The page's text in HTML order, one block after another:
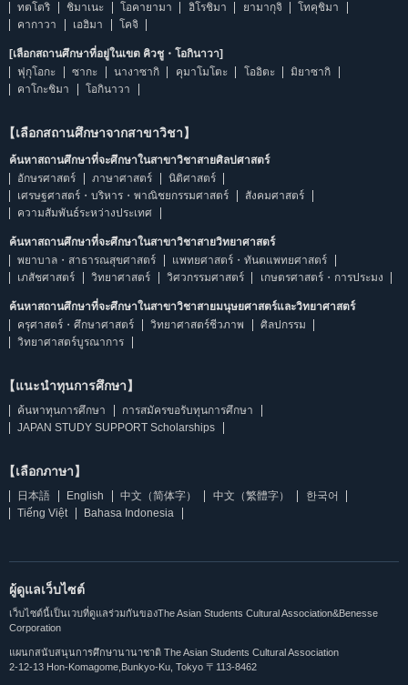
ทตโตริ
ชิมาเนะ โอคายามา ฮิโรชิมา ยามากุจิ
โทคุชิมา
คากาวา
เอฮิมา โคจิ
[เลือกสถานศึกษาที่อยู่ในเขต คิวชู・โอกินาวา]
ฟุกุโอกะ
ซากะ นางาซากิ คุมาโมโตะ โออิตะ
มิยาซากิ
คาโกะชิมา
โอกินาวา
【เลือกสถานศึกษาจากสาขาวิชา】
ค้นหาสถานศึกษาที่จะศึกษาในสาขาวิชาสายศิลปศาสตร์
อักษรศาสตร์
ภาษาศาสตร์
นิติศาสตร์
เศรษฐศาสตร์・บริหาร・พาณิชยกรรมศาสตร์
สังคมศาสตร์
ความสัมพันธ์ระหว่างประเทศ
ค้นหาสถานศึกษาที่จะศึกษาในสาขาวิชาสายวิทยาศาสตร์
พยาบาล・สาธารณสุขศาสตร์
แพทยศาสตร์・ทันตแพทยศาสตร์
เภสัชศาสตร์
วิทยาศาสตร์ วิศวกรรมศาสตร์ เกษตรศาสตร์・การประมง
ค้นหาสถานศึกษาที่จะศึกษาในสาขาวิชาสายมนุษยศาสตร์และวิทยาศาสตร์
ครุศาสตร์・ศึกษาศาสตร์
วิทยาศาสตร์ชีวภาพ
ศิลปกรรม
วิทยาศาสตร์บูรณาการ
【แนะนำทุนการศึกษา】
ค้นหาทุนการศึกษา
การสมัครขอรับทุนการศึกษา
JAPAN STUDY SUPPORT Scholarships
【เลือกภาษา】
日本語 English 中文（简体字） 中文（繁體字）
한국어
Tiếng Việt
Bahasa Indonesia
ผู้ดูแลเว็บไซต์
เว็บไซต์นี้เป็นเวบที่ดูแลร่วมกันของThe Asian Students Cultural Association&Benesse
Corporation
แผนกสนับสนุนการศึกษานานาชาติ The Asian Students Cultural Association
2-12-13 Hon-Komagome,Bunkyo-Ku, Tokyo 〒113-8462